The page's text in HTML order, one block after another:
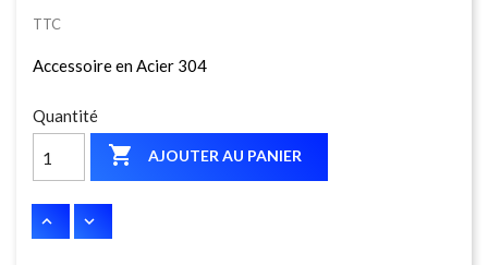
TTC
Accessoire en Acier 304
Quantité
 AJOUTER AU PANIER